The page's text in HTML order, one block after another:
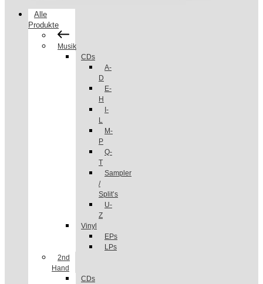
Alle
Produkte
Musik
CDs
A-
D
E-
H
I-
L
M-
P
Q-
T
Sampler
/
Split’s
U-
Z
Vinyl
EPs
LPs
2nd
Hand
CDs